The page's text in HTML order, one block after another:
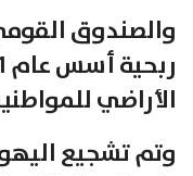
والصندوق
الأراضي
وتم تشجيع